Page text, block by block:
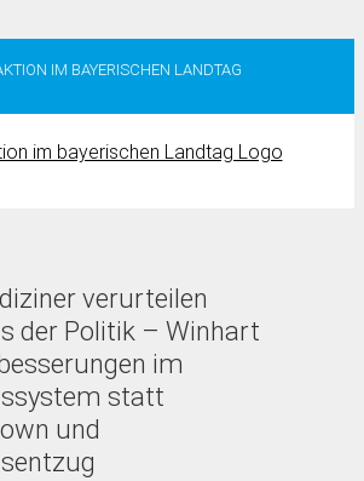
IM BAYERISCHEN LANDTAG
verurteilen
der Politik – Winhart
im
statt
und